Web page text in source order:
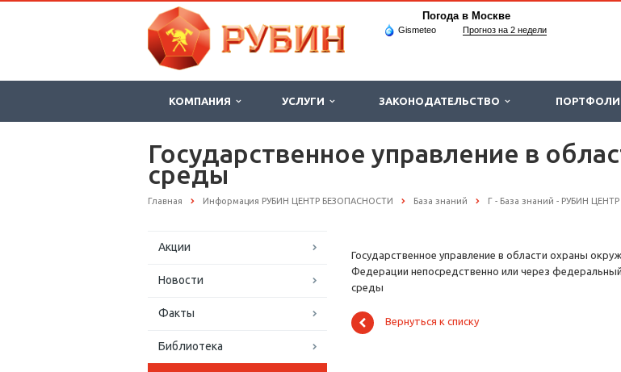
Погода в Москве
Gismeteo Прогноз на 2 недели
КОМПАНИЯ УСЛУГИ ЗАКОНОДАТЕЛЬСТВО
Государственное управление в
среды
Главная Информация РУБИН ЦЕНТР БЕЗОПАСНОСТИ База знаний Г - База знаний - РУБИН
Акции
Новости
Факты
Библиотека
Государственное управление в области охраны
Федерации непосредственно или через
среды
Вернуться к списку